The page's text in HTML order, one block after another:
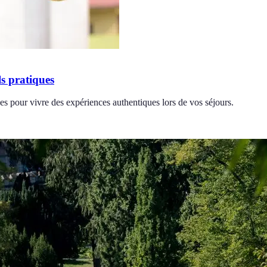
pratiques
pour vivre des expériences authentiques lors de vos séjours.